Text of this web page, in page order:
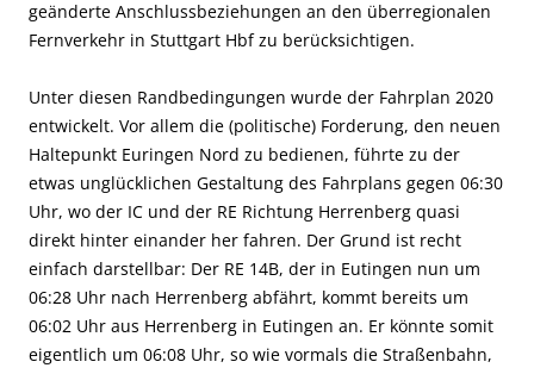
geänderte Anschlussbeziehungen an den überregionalen
Fernverkehr in Stuttgart Hbf zu berücksichtigen.
Unter diesen Randbedingungen wurde der Fahrplan 2020
entwickelt. Vor allem die (politische) Forderung, den neuen
Haltepunkt Euringen Nord zu bedienen, führte zu der
etwas unglücklichen Gestaltung des Fahrplans gegen 06:30
Uhr, wo der IC und der RE Richtung Herrenberg quasi
direkt hinter einander her fahren. Der Grund ist recht
einfach darstellbar: Der RE 14B, der in Eutingen nun um
06:28 Uhr nach Herrenberg abfährt, kommt bereits um
06:02 Uhr aus Herrenberg in Eutingen an. Er könnte somit
eigentlich um 06:08 Uhr, so wie vormals die Straßenbahn,